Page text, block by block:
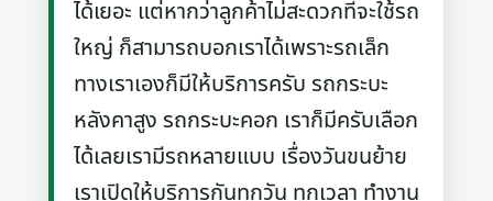
ได้เยอะ แต่หากว่าลูกค้าไม่สะดวกที่จะใช้รถ
ใหญ่ ก็สามารถบอกเราได้เพราะรถเล็ก
ทางเราเองก็มีให้บริการครับ รถกระบะ
หลังคาสูง รถกระบะคอก เราก็มีครับเลือก
ได้เลยเรามีรถหลายแบบ เรื่องวันขนย้าย
เราเปิดให้บริการกันทุกวัน ทุกเวลา ทำงาน